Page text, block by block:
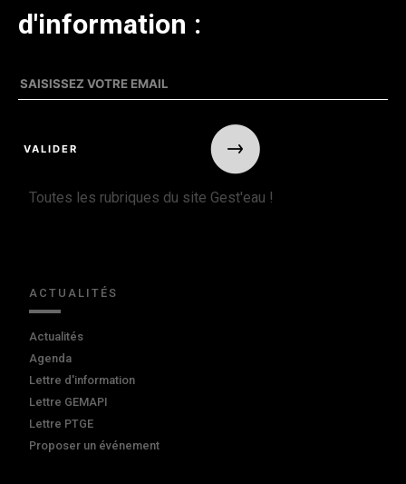
d'information :
Toutes les rubriques du site Gest'eau !
ACTUALITÉS
Actualités
Agenda
Lettre d'information
Lettre GEMAPI
Lettre PTGE
Proposer un événement